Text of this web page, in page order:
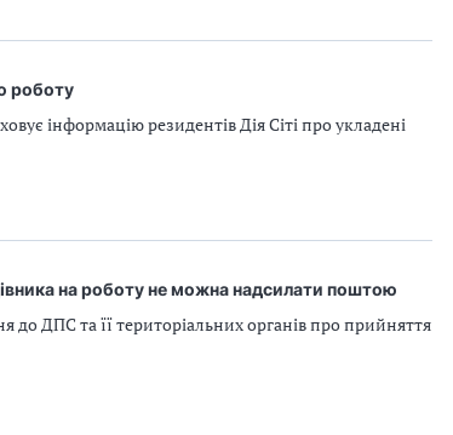
роботу
інформацію резидентів Дія Сіті про укладені
на роботу не можна надсилати поштою
до ДПС та її територіальних органів про прийняття